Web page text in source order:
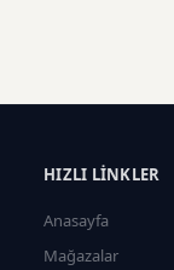
HIZLI LINKLER
Anasayfa
Mağazalar